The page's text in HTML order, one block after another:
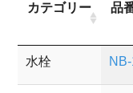
カテゴリー 品
水栓